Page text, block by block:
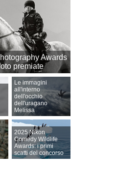
Awards
premiate
Le immagini
all'interno
dell'occhio
dell'uragano
Melissa
2025 Nikon
Comedy Wildlife
Awards: i primi
scatti del concorso